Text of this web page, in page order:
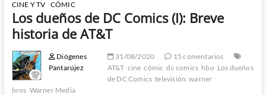
CINE Y TV CÓMIC
Los dueños de DC Comics (I): Breve
historia de AT&T
Diógenes
Pantarújez
31/08/2020
15 comentarios
AT&T cine cómic dc comics hbo Los dueños
de DC Comics televisión warner
bros Warner Media